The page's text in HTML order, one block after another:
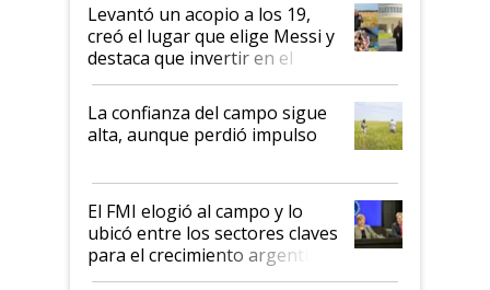
Levantó un acopio a los 19,
creó el lugar que elige Messi y
destaca que invertir en el
kirchnerismo era como "darle
plata a un hijo para droga":
Juan Félix Rossetti, el libertario
que de una dura crisis salió
de Milei
La confianza del campo sigue
alta, aunque perdió impulso
El FMI elogió al campo y lo
ubicó entre los sectores claves
para el crecimiento argentino